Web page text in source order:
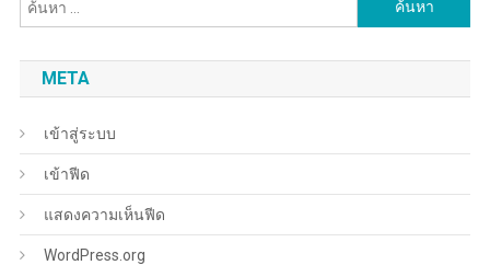
สำหรับ:
META
เข้าสู่ระบบ
เข้าฟีด
แสดงความเห็นฟีด
WordPress.org